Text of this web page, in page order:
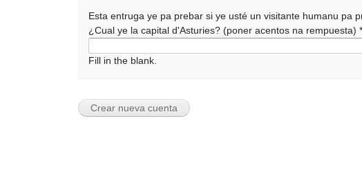
Esta entruga ye pa prebar si ye usté un visitante humanu pa
¿Cual ye la capital d'Asturies? (poner acentos na rempuesta)*
Fill in the blank.